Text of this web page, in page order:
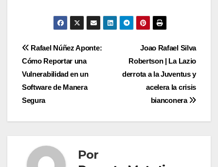
entradas
Navegación
de
entradas
Joao Rafael Silva
Robertson | La Lazio
derrota a la Juventus y
acelera la crisis
bianconera
Rafael Núñez Aponte:
Cómo Reportar una
Vulnerabilidad en un
Software de Manera
Segura
Por